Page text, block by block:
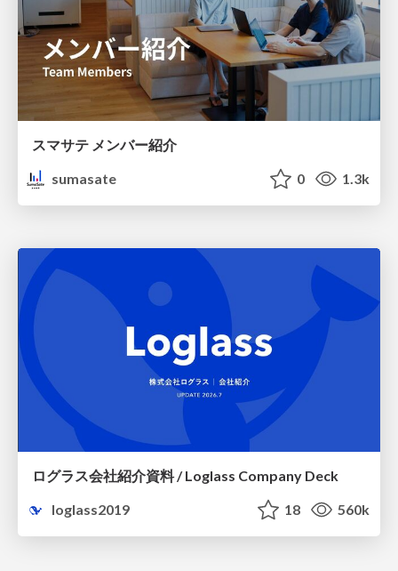
スマサテ メンバー紹介
sumasate
0 1.3k
ログラス会社紹介資料 / Loglass Company Deck
loglass2019
18 560k